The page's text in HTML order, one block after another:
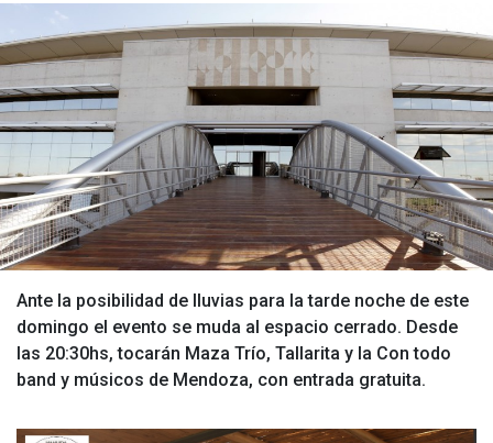
Ante la posibilidad de lluvias para la tarde noche de este
domingo el evento se muda al espacio cerrado. Desde
las 20:30hs, tocarán Maza Trío, Tallarita y la Con todo
band y músicos de Mendoza, con entrada gratuita.